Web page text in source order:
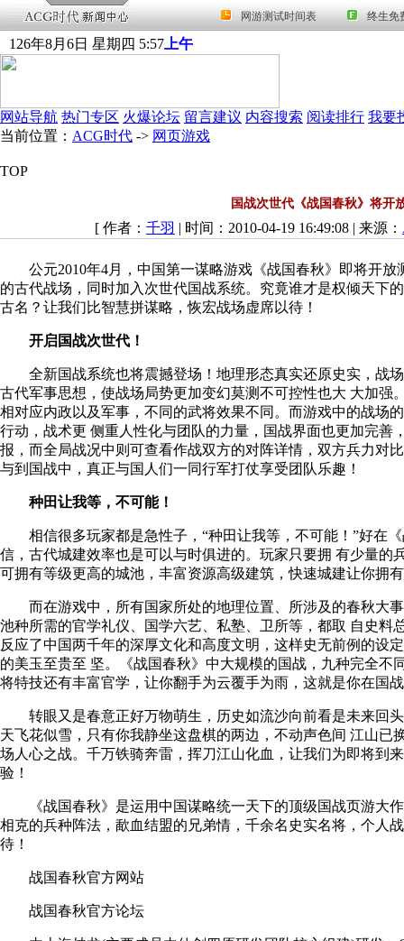
126年8月 6日 星期四 5:57 上午
网站导航 热门专区 火爆论坛 留言建议 内容搜索 阅读排行 我要
当前位置： ACG时代 -> 网页游戏
TOP
国战次世代《战国春秋》将开
[ 作者： 千羽 | 时间：2010-04-19 16:49:08 | 来源：
公元2010年4月，中国第一谋略游戏《战国春秋》即将开放
的古代战场，同时加入次世代国战系统。究竟谁才是权倾天下
古名？让我们比智慧拼谋略，恢宏战场虚席以待！
开启国战次世代！
全新国战系统也将震撼登场！地理形态真实还原史实，战
古代军事思想，使战场局势更加变幻莫测不可控性也大 大加强
相对应内政以及军事，不同的武将效果不同。而游戏中的战场
行动，战术更 侧重人性化与团队的力量 ，国战界面也更加完善
报，而全局战况中则可查看作战双方的对阵详情，双方兵力对
与到国战中，真正与国人们一同行军打仗享受团队乐趣！
种田让我等，不可能！
相信很多玩家都是急性子，“种田让我等，不可能！”好在《
信，古代城建效率也是可以与时俱进的。玩家只要拥 有少量的
可拥有等级更高的城池，丰富资源高级建筑，快速城建让你拥
而在游戏中，所有国家所处的地理位置、所涉及的春秋大
池种所需的官学礼仪、国学六艺、私塾、卫所等，都取 自史料
反应了中国两千年的深厚文化和高度文明，这样史无前例的设
的美玉至贵至 坚。《战国春秋》中大规模的国战，九种完全不
将特技还有丰富官学，让你翻手为云覆手为雨，这就是你在国
转眼又是春意正好万物萌生，历史如流沙向前看是未来回
天飞花似雪，只有你我静坐这盘棋的两边，不动声色间 江山已
场人心之战。千万铁骑奔雷，挥刀江山化血，让我们为即将到
验！
《战国春秋》是运用中国谋略统一天下的顶级国战页游大作
相克的兵种阵法，歃血结盟的兄弟情，千余名史实名将，个人
待！
战国春秋官方网站
战国春秋官方论坛